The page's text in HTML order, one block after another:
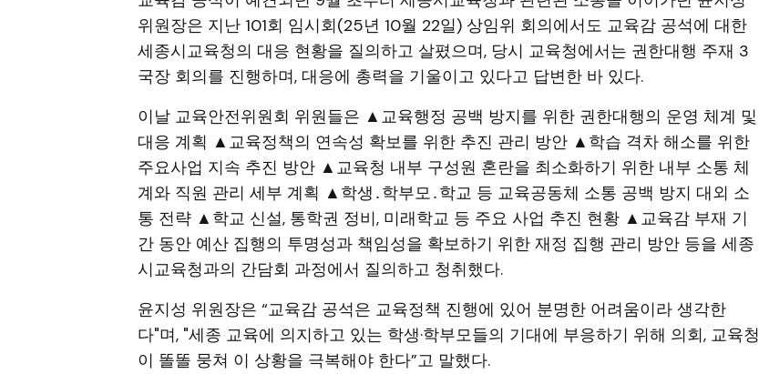
위원장은 지난 101회 임시회(25년 10월 22일) 상임위 회의에서도 교육감 공석에 대한
세종시교육청의 대응 현황을 질의하고 살폈으며, 당시 교육청에서는 권한대행 주재 3
국장 회의를 진행하며, 대응에 총력을 기울이고 있다고 답변한 바 있다.
이날 교육안전위원회 위원들은 ▲교육행정 공백 방지를 위한 권한대행의 운영 체계 및
대응 계획 ▲교육정책의 연속성 확보를 위한 추진 관리 방안 ▲학습 격차 해소를 위한
주요사업 지속 추진 방안 ▲교육청 내부 구성원 혼란을 최소화하기 위한 내부 소통 체
계와 직원 관리 세부 계획 ▲학생․학부모․학교 등 교육공동체 소통 공백 방지 대외 소
통 전략 ▲학교 신설, 통학권 정비, 미래학교 등 주요 사업 추진 현황 ▲교육감 부재 기
간 동안 예산 집행의 투명성과 책임성을 확보하기 위한 재정 집행 관리 방안 등을 세종
시교육청과의 간담회 과정에서 질의하고 청취했다.
윤지성 위원장은 “교육감 공석은 교육정책 진행에 있어 분명한 어려움이라 생각한
다"며, "세종 교육에 의지하고 있는 학생·학부모들의 기대에 부응하기 위해 의회, 교육청
이 똘똘 뭉쳐 이 상황을 극복해야 한다”고 말했다.